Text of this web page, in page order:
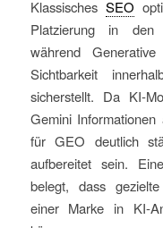
Klassisches SEO
Platzierung in den
während
Sichtbarkeit
sicherstellt. Da KI-
Gemini
für GEO deutlich
aufbereitet sein.
belegt, dass
einer Marke in KI-